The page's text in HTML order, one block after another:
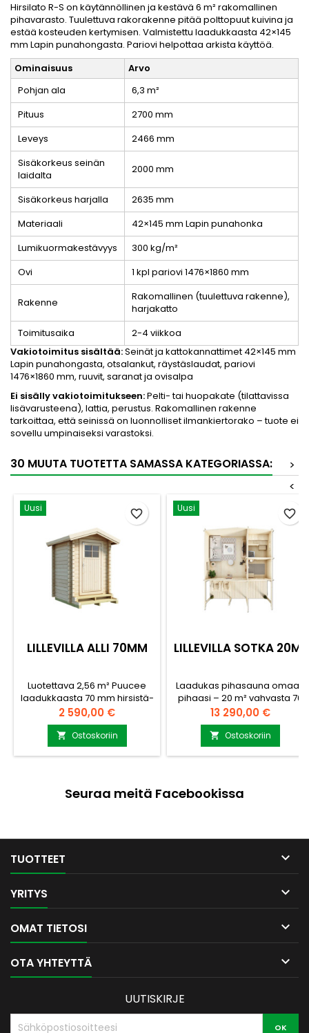
Hirsilato R-S on käytännöllinen ja kestävä 6 m² rakomallinen
pihavarasto. Tuulettuva rakorakenne pitää polttopuut kuivina ja
estää kosteuden kertymisen. Valmistettu laadukkaasta 42×145
mm Lapin punahongasta. Pariovi helpottaa arkista käyttöä.
Ominaisuus
Arvo
Pohjan ala
6,3 m²
Pituus
2700 mm
Leveys
2466 mm
Sisäkorkeus seinän
laidalta
2000 mm
Sisäkorkeus harjalla
2635 mm
Materiaali
42×145 mm Lapin punahonka
Lumikuormakestävyys
300 kg/m²
Ovi
1 kpl pariovi 1476×1860 mm
Rakenne
Rakomallinen (tuulettuva rakenne),
harjakatto
Toimitusaika
2-4 viikkoa
Vakiotoimitus sisältää:Seinät ja kattokannattimet 42×145 mm
Lapin punahongasta, otsalankut, räystäslaudat, pariovi
1476×1860 mm, ruuvit, saranat ja ovisalpa
Ei sisälly vakiotoimitukseen:Pelti- tai huopakate (tilattavissa
lisävarusteena), lattia, perustus. Rakomallinen rakenne
tarkoittaa, että seinissä on luonnolliset ilmankiertorako – tuote ei
sovellu umpinaiseksi varastoksi.
30 MUUTA TUOTETTA SAMASSA KATEGORIASSA:
>
<
Uusi
LILLEVILLA ALLI 70MM
Luotettava 2,56 m² Puucee
laadukkaasta 70 mm hirsistä-
Pohjan ala: 2,56 m²-
Seinävahvuus (hirsi,
tuplapontti): 70 mm-
Harjakorkeus: 2580 mm-
Katon ala: 5,1 m²- Lattialauta:
vakiotoimitukseen, tilattavissa
Hinta
2 590,00 €
 Ostoskoriin
favorite_border Uusi
LILLEVILLA SOTKA 20M²
Laadukas pihasauna omaan
pihaasi – 20 m² vahvasta 70
mm suomalaisesta hirsistä-
Pohjan mitat: 5200 x 3850 (20
m²)- Seinävahvuus (hirsi,
tuplapontti): 70 mm-
Harjakorkeus: 3270 mm-
26 mm- Katemateriaali (pelti
tai huopa) ei sisälly
Hinta
13 290,00 €
 Ostoskoriin
favorite_border
Seuraa meitä Facebookissa
TUOTTEET 
YRITYS 
OMAT TIETOSI 
OTA YHTEYTTÄ 
UUTISKIRJE